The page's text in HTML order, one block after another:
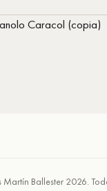
Ballester 2026.